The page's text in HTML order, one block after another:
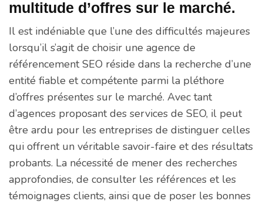
multitude d’offres sur le marché.
Il est indéniable que l’une des difficultés majeures
lorsqu’il s’agit de choisir une agence de
référencement SEO réside dans la recherche d’une
entité fiable et compétente parmi la pléthore
d’offres présentes sur le marché. Avec tant
d’agences proposant des services de SEO, il peut
être ardu pour les entreprises de distinguer celles
qui offrent un véritable savoir-faire et des résultats
probants. La nécessité de mener des recherches
approfondies, de consulter les références et les
témoignages clients, ainsi que de poser les bonnes